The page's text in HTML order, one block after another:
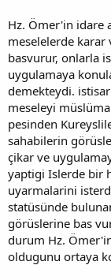
Hz. Ömer'in idare
meselelerde
basvurur, onlarla
uygulamaya
demekteydi.
meseleyi
pesinden
sahabilerin
çikar ve
yaptigi Islerde bir
uyarmalarini
statüsünde
görüslerine bas
durum Hz.
oldugunu ortaya